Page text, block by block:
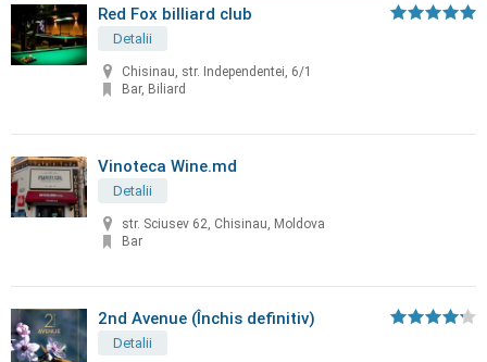
Red Fox billiard club
Detalii
Chisinau, str. Independentei, 6/1
Bar, Biliard
Vinoteca Wine.md
Detalii
str. Sciusev 62, Chisinau, Moldova
Bar
2nd Avenue (Închis definitiv)
Detalii